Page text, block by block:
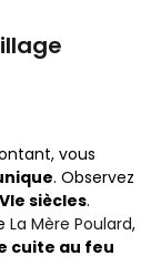
vous
. Observez
siècles.
La Mère Poulard,
cuite au feu